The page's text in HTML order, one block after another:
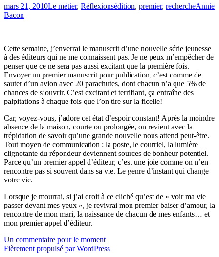
mars 21, 2010Le métier, Réflexionsédition, premier, rechercheAnnie
Bacon
Cette semaine, j’enverrai le manuscrit d’une nouvelle série jeunesse
à des éditeurs qui ne me connaissent pas. Je ne peux m’empêcher de
penser que ce ne sera pas aussi excitant que la première fois.
Envoyer un premier manuscrit pour publication, c’est comme de
sauter d’un avion avec 20 parachutes, dont chacun n’a que 5% de
chances de s’ouvrir. C’est excitant et terrifiant, ça entraîne des
palpitations à chaque fois que l’on tire sur la ficelle!
Car, voyez-vous, j’adore cet état d’espoir constant! Après la moindre
absence de la maison, courte ou prolongée, on revient avec la
trépidation de savoir qu’une grande nouvelle nous attend peut-être.
Tout moyen de communication : la poste, le courriel, la lumière
clignotante du répondeur deviennent sources de bonheur potentiel.
Parce qu’un premier appel d’éditeur, c’est une joie comme on n’en
rencontre pas si souvent dans sa vie. Le genre d’instant qui change
votre vie.
Lorsque je mourrai, si j’ai droit à ce cliché qu’est de « voir ma vie
passer devant mes yeux », je revivrai mon premier baiser d’amour, la
rencontre de mon mari, la naissance de chacun de mes enfants… et
mon premier appel d’éditeur.
Un commentaire pour le moment
Fièrement propulsé par WordPress